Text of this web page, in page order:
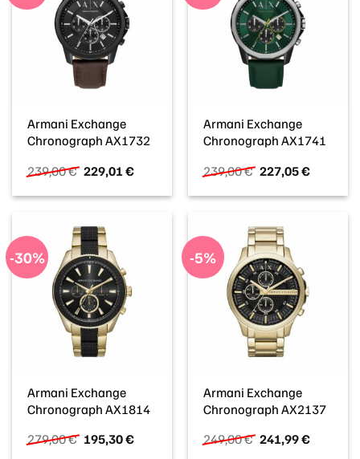
Armani Exchange
Chronograph AX1732
239,00€ Ursprünglicher
Preis
war:
229,01€Aktueller
ist:
Armani Exchange
Chronograph AX1741
239,00€ Ursprünglicher
Preis
war:
227,05€Aktueller
ist:
-30%
Armani Exchange
Chronograph AX1814
279,00€ Ursprünglicher
Preis
195,30€Aktueller
-5%
Armani Exchange
Chronograph AX2137
249,00€ Ursprünglicher
Preis
241,99€Aktueller